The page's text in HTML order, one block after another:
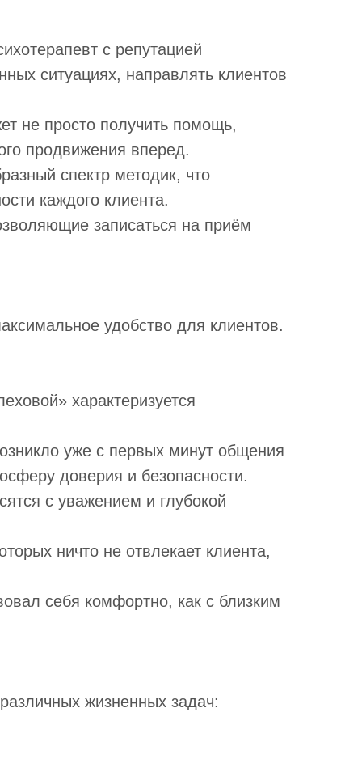
с репутацией
ситуациях, направлять клиентов
не просто получить помощь,
продвижения вперед.
спектр методик, что
каждого клиента.
записаться на приём
удобство для клиентов.
характеризуется
уже с первых минут общения
доверия и безопасности.
с уважением и глубокой
ничто не отвлекает клиента,
себя комфортно, как с близким
жизненных задач: